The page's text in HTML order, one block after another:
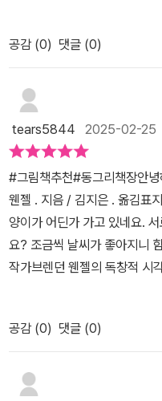
어하는 고양이, 어둠 속에서
람, 햇볕의 날씨가 둘의 몸에
의 여정에 함께 하는 느낌이
연스러운 움직임을 이어가고,
을 발견하고 들어가는 순간에
어요.하지만 그때부터 진짜가
로에게 안긴 모습에서 행복이
을 준비하고 다시 일어서지요
길 때마다 감탄사와 다음 장면
흐름이 표지, 본문, 모험을 마
시선으로 고양이는 둥글게,
면지는 중간자적인 독자의
서는 같은 장소, 같은 사물, 같
또 달라지지요.가까운 사이라
반짝거림은축복같았습니다.​
거움을 경험하는 그림책입니다.​
이 만들어내는 조화로운 순간
상이 더 아름다웠어요.서로 비
가는 모습은오히려 더 경쾌하고 포근
서도 서로 다르게 보는 시각,
로 다른 성격의 사람들로 인
존중해 주면 어떨까요?고양이
공감 (0) 댓글 (0)
tears5844 2025-02-25
#그림책추천#동그리책장​​안
웬젤 . 지음 / 김지은 . 옮김​​표지를 보며...뼈다귀를 물고 있는 개와 고
양이가 어딘가 가고 있네요.
요? 조금씩 날씨가 좋아지니
작가브렌던 웬젤의 독창적 시
본은 강아지야. 잠깐이면 될
많은 걸 봐. 알 수 없는 소리를
로 또 같이 샛길을 걸어.​흠뻑 젖었어. 둘이서 바람 속을
에는 도착했을까?...<따로
공감 (0) 댓글 (0)